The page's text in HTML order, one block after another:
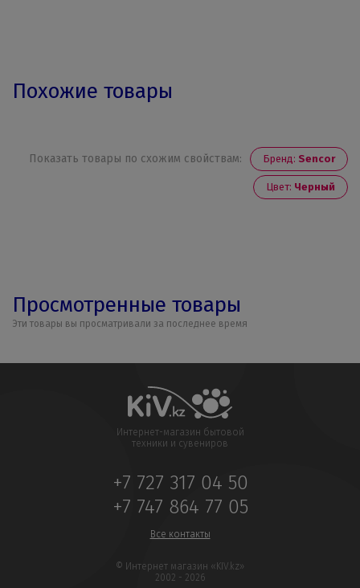
Похожие товары
Показать товары по схожим свойствам: Бренд: Sencor
Цвет: Черный
Просмотренные товары
Эти товары вы просматривали за последнее время
Интернет-магазин бытовой
техники и сувениров
+7 727 317 04 50
+7 747 864 77 05
Все контакты
© Интернет магазин «KIV.kz»
2002 - 2026